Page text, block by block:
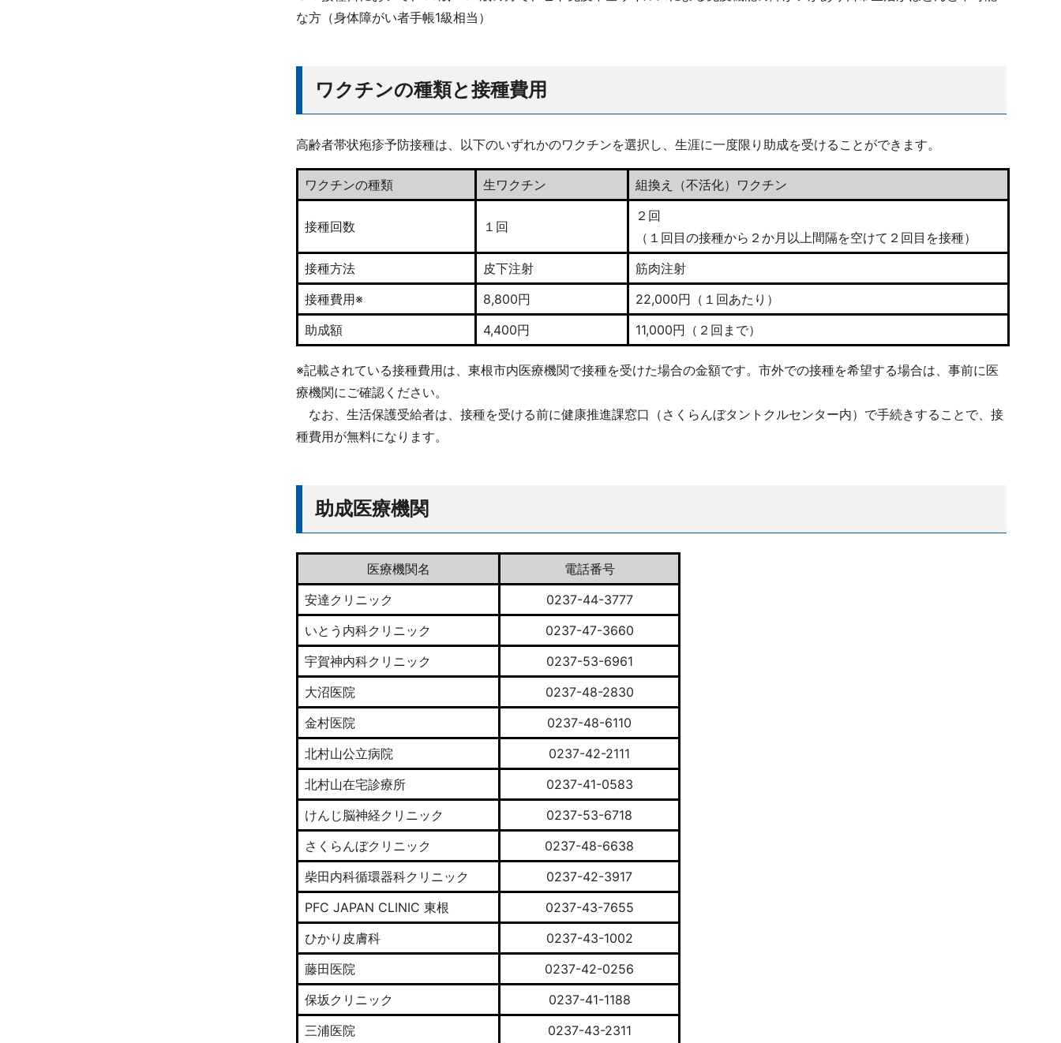
な方（身体障がい者手帳1級相当）
ワクチンの種類と接種費用
高齢者帯状疱疹予防接種は、以下のいずれかのワクチンを選択し、生涯に一度限り助成を受けることができます。
ワクチンの種類 生ワクチン 組換え（不活化）ワクチン
接種回数 １回
２回
（１回目の接種から２か月以上間隔を空けて２回目を接種）
接種方法
皮下注射
筋肉注射
接種費用※
8,800円
22,000円（１回あたり）
助成額
4,400円 11,000円（２回まで）
※記載されている接種費用は、東根市内医療機関で接種を受けた場合の金額です。市外での接種を希望する場合は、事前に医
療機関にご確認ください。
なお、生活保護受給者は、接種を受ける前に健康推進課窓口（さくらんぼタントクルセンター内）で手続きすることで、接
種費用が無料になります。
助成医療機関
医療機関名
電話番号
安達クリニック
0237-44-3777
いとう内科クリニック
0237-47-3660
宇賀神内科クリニック
0237-53-6961
大沼医院
0237-48-2830
金村医院
0237-48-6110
北村山公立病院
0237-42-2111
北村山在宅診療所
0237-41-0583
けんじ脳神経クリニック
0237-53-6718
さくらんぼクリニック
0237-48-6638
柴田内科循環器科クリニック
0237-42-3917
PFC JAPAN CLINIC 東根
0237-43-7655
ひかり皮膚科
0237-43-1002
藤田医院
0237-42-0256
保坂クリニック
0237-41-1188
三浦医院
0237-43-2311